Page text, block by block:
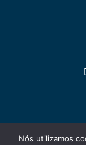
Nós utilizamos